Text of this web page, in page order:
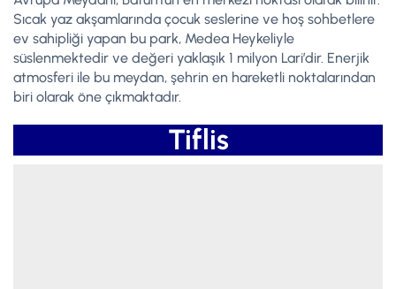
Sıcak yaz akşamlarında çocuk seslerine ve hoş sohbetlere
ev sahipliği yapan bu park, Medea Heykeliyle
süslenmektedir ve değeri yaklaşık 1 milyon Lari’dir. Enerjik
atmosferi ile bu meydan, şehrin en hareketli noktalarından
biri olarak öne çıkmaktadır.
Tiflis